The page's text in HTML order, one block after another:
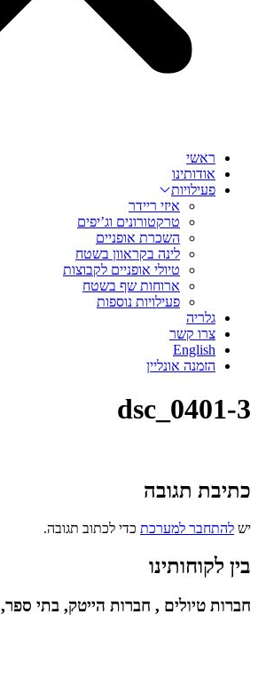
ראשי
אודותינו
פעילויות
איזי ריידר
טרקטורונים וג’יפים
השכרת אופניים
לינה בקראוון בשטח
טיולי אופניים לקבוצות
ארוחות שף בשטח
פעילויות נוספות
גלריה
צרו קשר
English
הזמנה אונליין
3-dsc_0401
כתיבת תגובה
יש להתחבר למערכת כדי לכתוב תגובה.
בין לקוחותינו
חברות טיולים , חברות הייטק, בתי ספר,